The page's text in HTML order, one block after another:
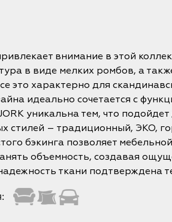
внимание в этой
в виде мелких ромбов, а
это характерно для
идеально сочетается с
уникальна тем, что
стилей – традиционный, ЭКО,
бэкинга позволяет
объемность, создавая
ткани подтверждена